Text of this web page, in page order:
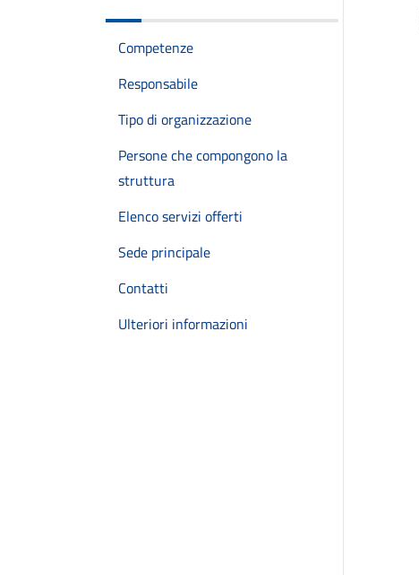
Competenze
Responsabile
Tipo di organizzazione
Persone che compongono la
struttura
Elenco servizi offerti
Sede principale
Contatti
Ulteriori informazioni